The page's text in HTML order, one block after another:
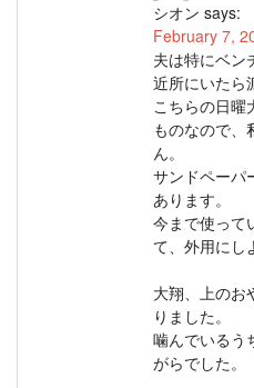
シオン says:
February 7,
夫は特にベン
近所にいたら
こちらの日曜
ものなので、
ん。
サンドペーパ
あります。
今まで使って
て、外用にし
大翔、上のお
りました。
噛んでいるう
がらでした。